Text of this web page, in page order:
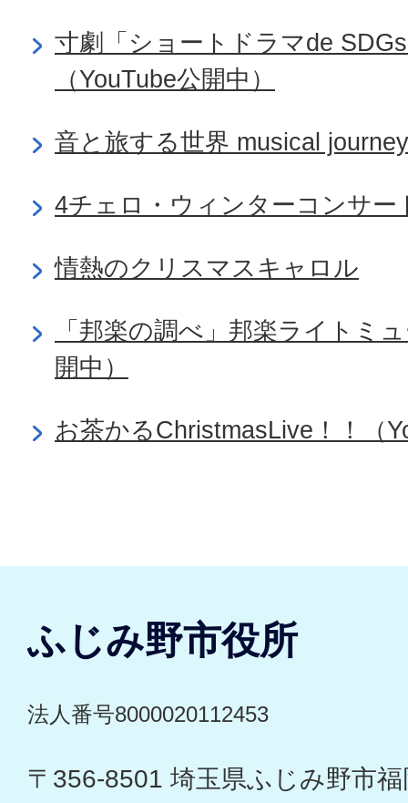
寸劇「ショートドラマde
（YouTube公開中）
音と旅する世界 musical
4チェロ・ウィンターコンサー
情熱のクリスマスキャロル
「邦楽の調べ」邦楽ライトミ
開中）
お茶かるChristmasLive！！（
ふじみ野市役所
法人番号8000020112453
〒356-8501 埼玉県ふじみ野市